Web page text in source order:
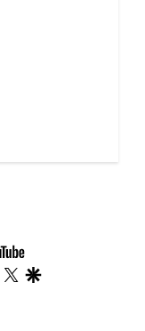
youtube-
footer
facebook
twitter